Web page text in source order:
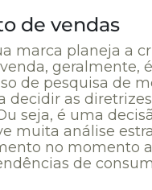
de vendas
marca planeja a
geralmente,
de pesquisa de
decidir as
seja, é uma
muita análise
no momento
de